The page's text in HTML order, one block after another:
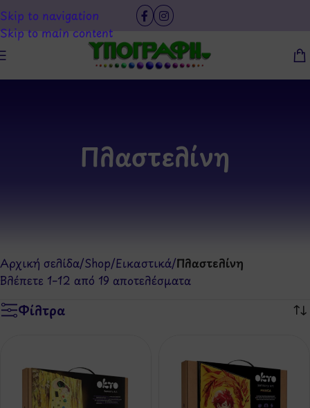
Skip to navigation
Skip to main content
Πλαστελίνη
Αρχική σελίδα/Shop/Εικαστικά/Πλαστελίνη
Βλέπετε 1–12 από 19 αποτελέσματα
Φίλτρα